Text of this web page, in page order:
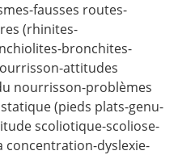
fausses routes-
(rhinites-
bronchites-
attitudes
nourrisson-problèmes
(pieds plats-genu-
scoliotique-scoliose-
concentration-dyslexie-